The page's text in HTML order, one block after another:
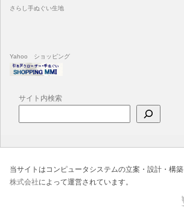
さらし手ぬぐい生地
Yahoo ショッピング
サイト内検索
当サイトはコンピュータシステムの立案・設計・構
株式会社によって運営されています。